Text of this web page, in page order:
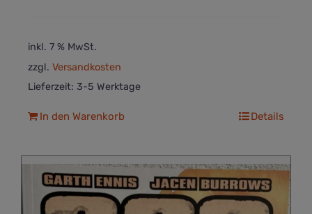
inkl. 7 % MwSt.
zzgl. Versandkosten
Lieferzeit: 3-5 Werktage
In den Warenkorb Details